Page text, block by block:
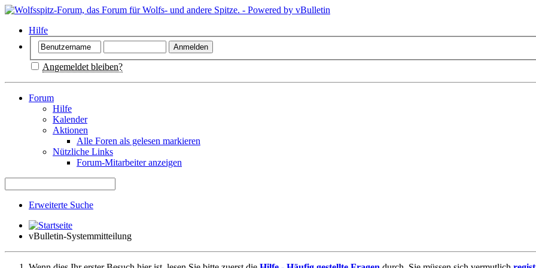
Hilfe
Angemeldet bleiben?
Forum
Hilfe
Kalender
Aktionen
Alle Foren als gelesen markieren
Nützliche Links
Forum-Mitarbeiter anzeigen
Erweiterte Suche
vBulletin-Systemmitteilung